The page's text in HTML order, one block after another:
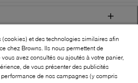
et des technologies similaires afin
chez Browns. Ils nous permettent de
avez consultés ou ajoutés à votre panier,
de vous présenter des publicités
de nos campagnes (y compris